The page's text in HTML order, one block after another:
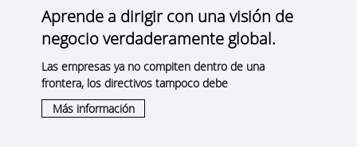
Aprende a dirigir con una visión de
negocio verdaderamente global.
Las empresas ya no compiten dentro de una
frontera, los directivos tampoco debe
Más información